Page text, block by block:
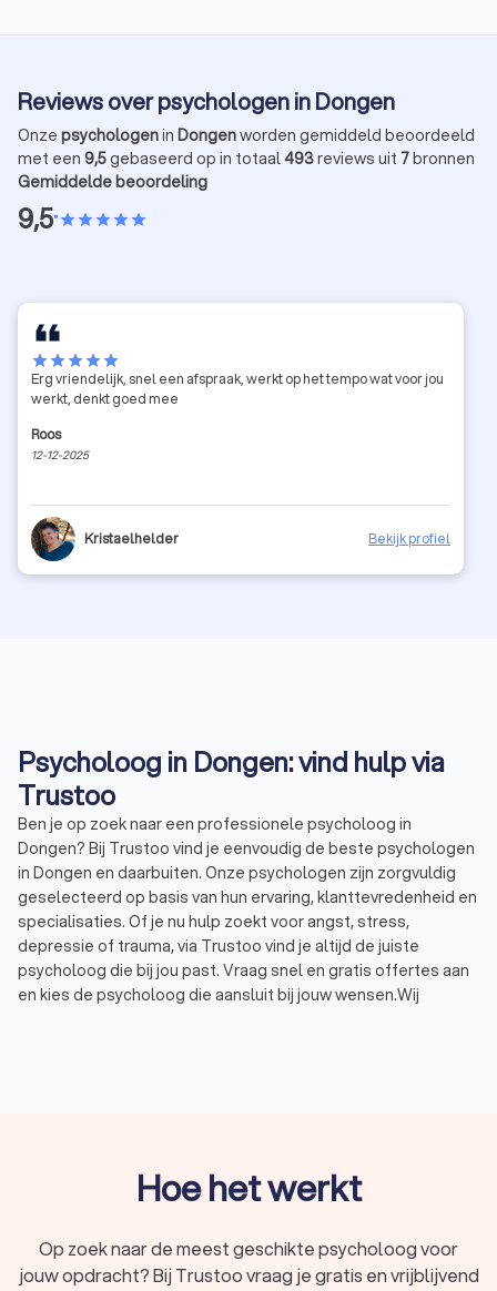
Reviews over psychologen in Dongen
Onze psychologenin Dongenworden gemiddeld beoordeeld
met een 9,5gebaseerd op in totaal493reviews uit 7bronnen
Gemiddelde beoordeling
9,5•starstarstarstarstar
starstarstarstarstar
Erg vriendelijk, snel een afspraak, werkt op het tempo wat voor jou
werkt, denkt goed mee
Roos
12-12-2025
Kristaelhelder Bekijk profiel
Psycholoog in Dongen: vind hulp via
Trustoo
Ben je op zoek naar een professionele psycholoog in
Dongen? Bij Trustoo vind je eenvoudig de beste psychologen
in Dongen en daarbuiten. Onze psychologen zijn zorgvuldig
geselecteerd op basis van hun ervaring, klanttevredenheid en
specialisaties. Of je nu hulp zoekt voor angst, stress,
depressie of trauma, via Trustoo vind je altijd de juiste
psycholoog die bij jou past. Vraag snel en gratis offertes aan
en kies de psycholoog die aansluit bij jouw wensen.Wij
Een psycholoog is een expert op het gebied van mentale
gezondheid. Psychologen helpen mensen met het begrijpen,
Hoe het werkt
Op zoek naar de meest geschikte psycholoog voor
jouw opdracht? Bij Trustoo vraag je gratis en vrijblijvend